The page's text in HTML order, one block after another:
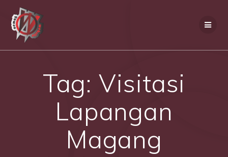
Tag:Visitasi
Lapangan
Magang